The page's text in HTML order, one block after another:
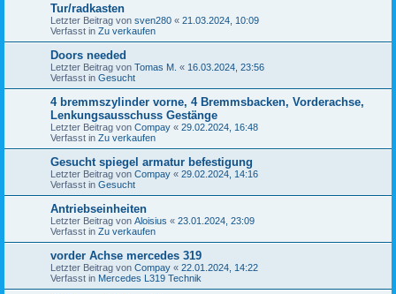
Tur/radkasten
Letzter Beitrag von sven280 « 21.03.2024, 10:09
Verfasst in Zu verkaufen
Doors needed
Letzter Beitrag von Tomas M. « 16.03.2024, 23:56
Verfasst in Gesucht
4 bremmszylinder vorne, 4 Bremmsbacken, Vorderachse,
Lenkungsausschuss Gestänge
Letzter Beitrag von Compay « 29.02.2024, 16:48
Verfasst in Zu verkaufen
Gesucht spiegel armatur befestigung
Letzter Beitrag von Compay « 29.02.2024, 14:16
Verfasst in Gesucht
Antriebseinheiten
Letzter Beitrag von Aloisius « 23.01.2024, 23:09
Verfasst in Zu verkaufen
vorder Achse mercedes 319
Letzter Beitrag von Compay « 22.01.2024, 14:22
Verfasst in Mercedes L319 Technik